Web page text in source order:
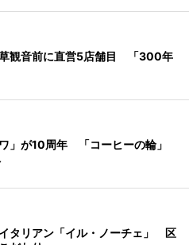
観音前に直営5店舗目 「300年
」が10周年 「コーヒーの輪」
タリアン「イル・ノーチェ」 区